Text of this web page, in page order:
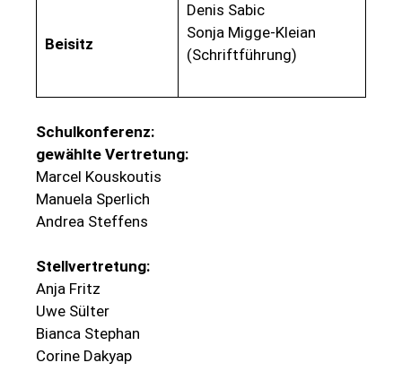
Beisitz
Denis Sabic
Sonja Migge-Kleian
(Schriftführung)
Schulkonferenz:
gewählte Vertretung:
Marcel Kouskoutis
Manuela Sperlich
Andrea Steffens
Stellvertretung:
Anja Fritz
Uwe Sülter
Bianca Stephan
Corine Dakyap